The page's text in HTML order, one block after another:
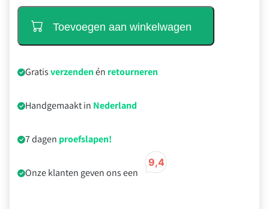
Toevoegen aan winkelwagen
Gratisverzendenén retourneren
Handgemaakt in Nederland
7 dagen proefslapen!
Onze klanten geven ons een